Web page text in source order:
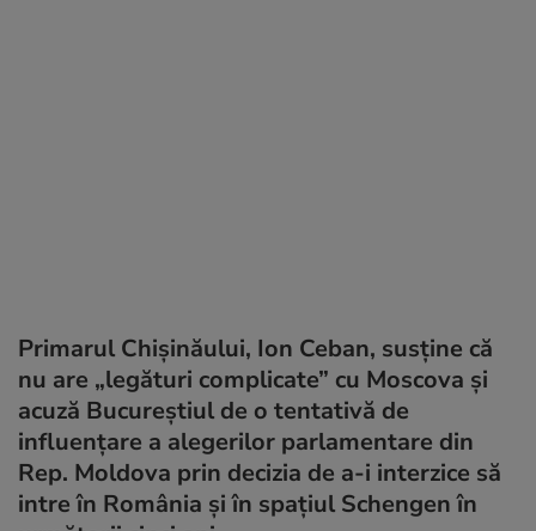
Primarul Chişinăului, Ion Ceban, susține că
nu are „legături complicate” cu Moscova și
acuză Bucureștiul de o tentativă de
influențare a alegerilor parlamentare din
Rep. Moldova prin decizia de a-i interzice să
intre în România și în spațiul Schengen în